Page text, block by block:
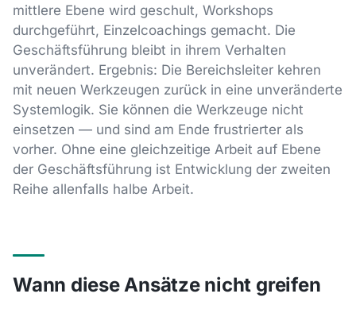
mittlere Ebene wird geschult, Workshops
durchgeführt, Einzelcoachings gemacht. Die
Geschäftsführung bleibt in ihrem Verhalten
unverändert. Ergebnis: Die Bereichsleiter kehren
mit neuen Werkzeugen zurück in eine unveränderte
Systemlogik. Sie können die Werkzeuge nicht
einsetzen — und sind am Ende frustrierter als
vorher. Ohne eine gleichzeitige Arbeit auf Ebene
der Geschäftsführung ist Entwicklung der zweiten
Reihe allenfalls halbe Arbeit.
Wann diese Ansätze nicht greifen